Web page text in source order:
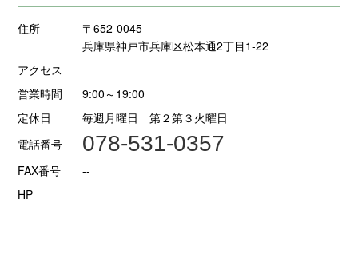
住所
〒652-0045
兵庫県神戸市兵庫区松本通2丁目1-22
アクセス
営業時間
9:00～19:00
定休日
毎週月曜日 第２第３火曜日
電話番号
078-531-0357
FAX番号
--
HP